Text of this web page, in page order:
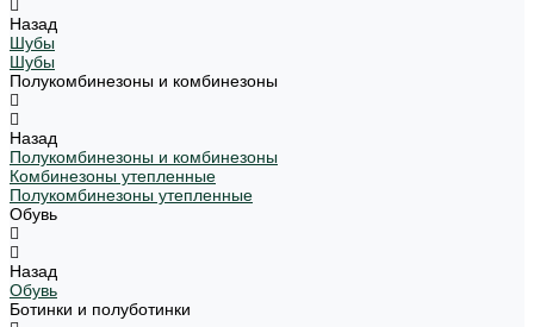
Назад
Шубы
Шубы
Полукомбинезоны и комбинезоны
Назад
Полукомбинезоны и комбинезоны
Комбинезоны утепленные
Полукомбинезоны утепленные
Обувь
Назад
Обувь
Ботинки и полуботинки